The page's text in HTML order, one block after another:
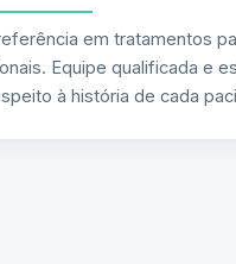
em tratamentos
Equipe qualificada e
à história de cada